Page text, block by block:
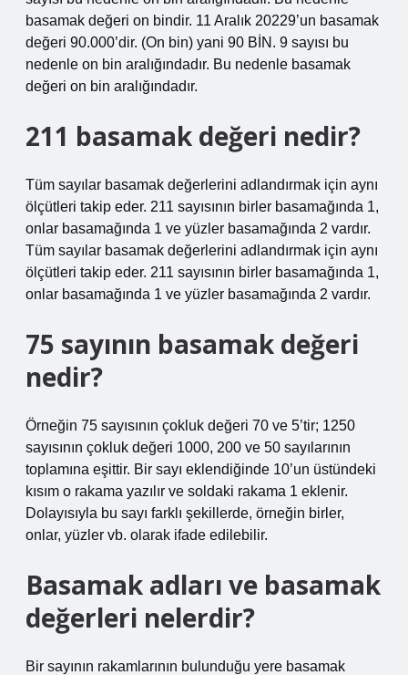
basamak değeri on bindir. 11 Aralık 20229’un basamak
değeri 90.000’dir. (On bin) yani 90 BİN. 9 sayısı bu
nedenle on bin aralığındadır. Bu nedenle basamak
değeri on bin aralığındadır.
211 basamak değeri nedir?
Tüm sayılar basamak değerlerini adlandırmak için aynı
ölçütleri takip eder. 211 sayısının birler basamağında 1,
onlar basamağında 1 ve yüzler basamağında 2 vardır.
Tüm sayılar basamak değerlerini adlandırmak için aynı
ölçütleri takip eder. 211 sayısının birler basamağında 1,
onlar basamağında 1 ve yüzler basamağında 2 vardır.
75 sayının basamak değeri
nedir?
Örneğin 75 sayısının çokluk değeri 70 ve 5’tir; 1250
sayısının çokluk değeri 1000, 200 ve 50 sayılarının
toplamına eşittir. Bir sayı eklendiğinde 10’un üstündeki
kısım o rakama yazılır ve soldaki rakama 1 eklenir.
Dolayısıyla bu sayı farklı şekillerde, örneğin birler,
onlar, yüzler vb. olarak ifade edilebilir.
Basamak adları ve basamak
değerleri nelerdir?
Bir sayının rakamlarının bulunduğu yere basamak